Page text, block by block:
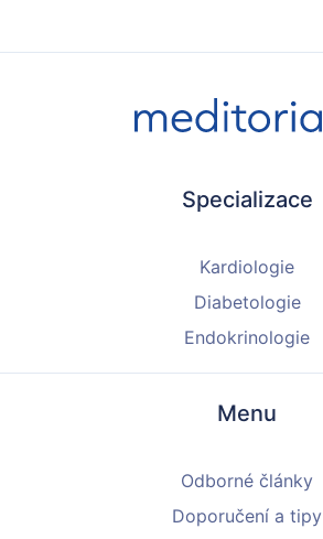
Specializace
Kardiologie
Diabetologie
Endokrinologie
Menu
Odborné články
Doporučení a tipy